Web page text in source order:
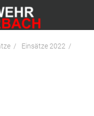
Einsätze 2022